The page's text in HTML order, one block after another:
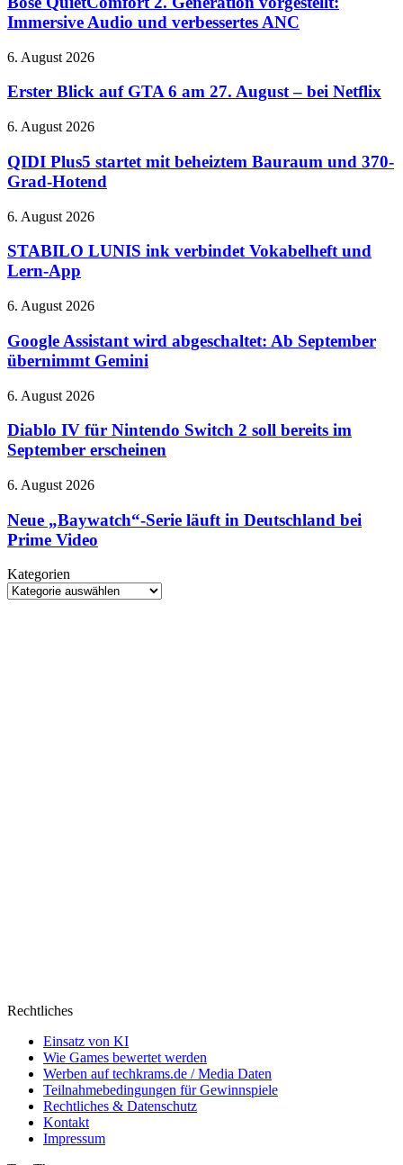
RTX
5080-
Gaming
der
QuakeCon
Generation
vorgestellt:
Audio
verbessertes
Immersive Audio und verbessertes ANC
Erster
auf
6
27.
August
–
Netflix
6. August 2026
Erster Blick auf GTA 6 am 27. August – bei Netflix
QIDI
startet
mit
beheiztem
und
Grad-
Hotend
6. August 2026
QIDI Plus5 startet mit beheiztem Bauraum und 370-
Grad-Hotend
STABILO
ink
verbindet
Vokabelheft
Lern-
6. August 2026
STABILO LUNIS ink verbindet Vokabelheft und
Lern-App
Google
wird
abgeschaltet:
Ab
übernimmt
6. August 2026
Google Assistant wird abgeschaltet: Ab September
übernimmt Gemini
Diablo
für
Nintendo
Switch
soll
im
September
6. August 2026
Diablo IV für Nintendo Switch 2 soll bereits im
September erscheinen
Neue
Serie
läuft
in
bei
Prime
6. August 2026
Neue „Baywatch“-Serie läuft in Deutschland bei
Prime Video
Kategorien
Kategorien
Rechtliches
Einsatz von KI
Wie Games bewertet werden
Werben auf techkrams.de / Media Daten
Teilnahmebedingungen für Gewinnspiele
Rechtliches & Datenschutz
Kontakt
Impressum